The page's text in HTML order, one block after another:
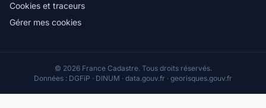
Cookies et traceurs
Gérer mes cookies
© 2026 France Cadastre. Tous droits réservés.
Données : DGFiP · DINUM · data.gouv.fr · georisques.gouv.fr